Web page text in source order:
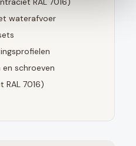
waterafvoer
schroeven
RAL 7016)